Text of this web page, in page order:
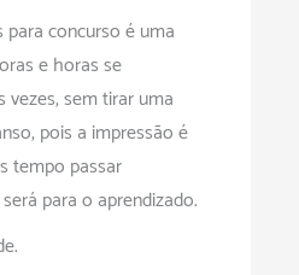
concurso é uma
e horas se
vezes, sem tirar uma
pois a impressão é
tempo passar
para o aprendizado.